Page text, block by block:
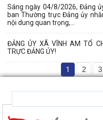
Sáng ngày 04/8/2026, Đảng
ban Thường trực Đảng ủy
nội dung quan trọng,...
ĐẢNG ỦY XÃ VĨNH AM TỔ
TRỰC ĐẢNG ỦY!
1 2 3